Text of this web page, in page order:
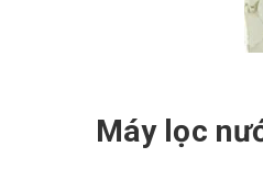
Máy lọc